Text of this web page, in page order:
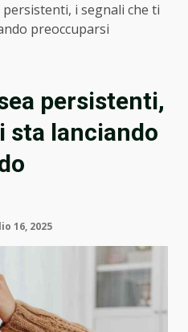
persistenti, i segnali che ti
preoccuparsi
persistenti,
sta lanciando
16, 2025